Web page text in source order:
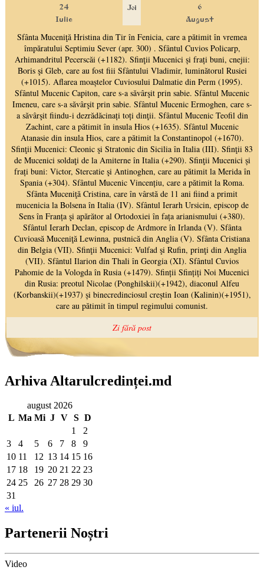
Arhiva Altarulcredinței.md
august 2026
L Ma Mi J V S D
1
2
3
4 5 6 7 8
9
10 11 12 13 14 15 16
17 18 19 20 21 22 23
24 25 26 27 28 29 30
31
« iul.
Partenerii Noștri
Video